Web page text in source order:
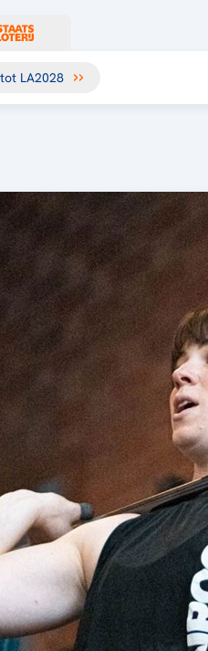
LA2028